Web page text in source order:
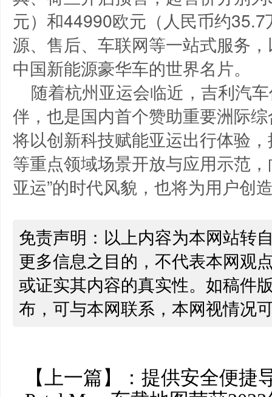
元）和44990欧元（人民币约
源、售后、车联网等一站式服务
中国新能源豪华车的世界名片。
随着杭州亚运会临近，吉利汽
伴，也是国内首个赞助重要洲际
将以创新科技赋能亚运出行体验
等重点领域场景开放与应用示范，
亚运”的时代风貌，也将为用户创
免责声明：以上内容为本网站转
更多信息之目的，不代表本网观
或证实其内容的真实性。如稿件
布，可与本网联系，本网视情况
【上一篇】： 提供安全便捷